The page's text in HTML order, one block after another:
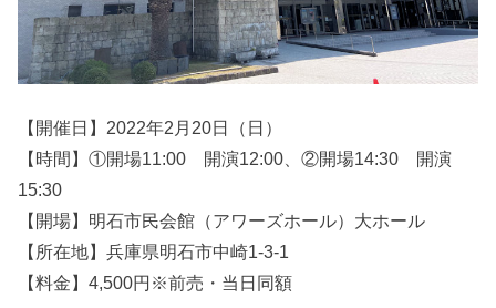
【開催日】2022年2月20日（日）
【時間】①開場11:00 開演12:00、②開場14:30 開演
15:30
【開場】明石市民会館（アワーズホール）大ホール
【所在地】兵庫県明石市中崎1-3-1
【料金】4,500円※前売・当日同額